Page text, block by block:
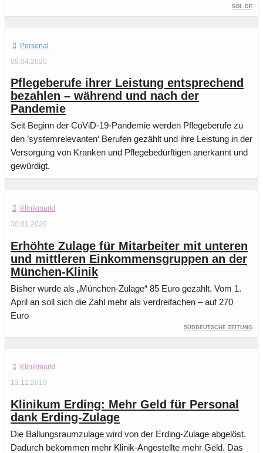
sol.de
Personal
08.04.2020
Pflegeberufe ihrer Leistung entsprechend
bezahlen – während und nach der
Pandemie
Seit Beginn der CoViD-19-Pandemie werden Pflegeberufe zu
den ’systemrelevanten‘ Berufen gezählt und ihre Leistung in der
Versorgung von Kranken und Pflegebedürftigen anerkannt und
gewürdigt.
Klinikmarkt
30.01.2020
Erhöhte Zulage für Mitarbeiter mit unteren
und mittleren Einkommensgruppen an der
München-Klinik
Bisher wurde als „München-Zulage“ 85 Euro gezahlt. Vom 1.
April an soll sich die Zahl mehr als verdreifachen – auf 270
Euro
Süddeutsche Zeitung
Klinikmarkt
13.12.2019
Klinikum Erding: Mehr Geld für Personal
dank Erding-Zulage
Die Ballungsraumzulage wird von der Erding-Zulage abgelöst.
Dadurch bekommen mehr Klinik-Angestellte mehr Geld. Das